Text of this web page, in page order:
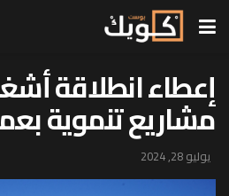
إعطاء انطلاقة
مشاريع تنموية
يوليو 28, 2024